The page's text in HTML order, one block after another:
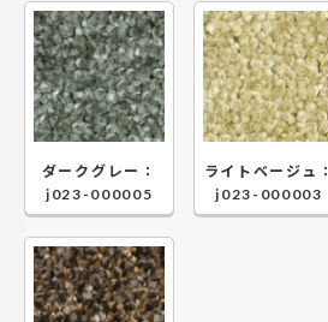
ダークグレー：
j023-000005
ライトベージュ：
j023-000003